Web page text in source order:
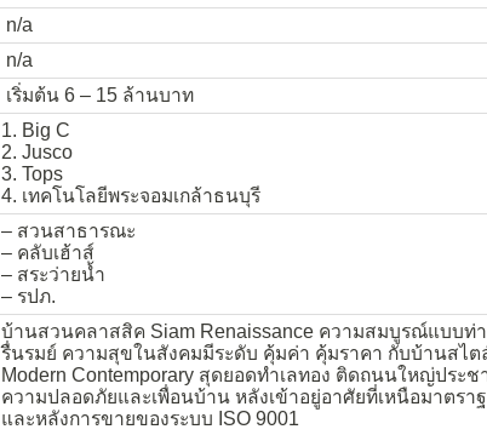
n/a
n/a
เริ่มต้น 6 – 15 ล้านบาท
1. Big C
2. Jusco
3. Tops
4. เทคโนโลยีพระจอมเกล้าธนบุรี
– สวนสาธารณะ
– คลับเฮ้าส์
– สระว่ายน้ำ
– รปภ.
บ้านสวนคลาสสิค Siam Renaissance ความสมบูรณ์แบบท่
รื่นรมย์ ความสุขในสังคมมีระดับ คุ้มค่า คุ้มราคา กับบ้านสไต
Modern Contemporary สุดยอดทำเลทอง ติดถนนใหญ่ประ
ความปลอดภัยและเพื่อนบ้าน หลังเข้าอยู่อาศัยที่เหนือมาตรา
และหลังการขายของระบบ ISO 9001